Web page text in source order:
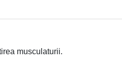
musculaturii.